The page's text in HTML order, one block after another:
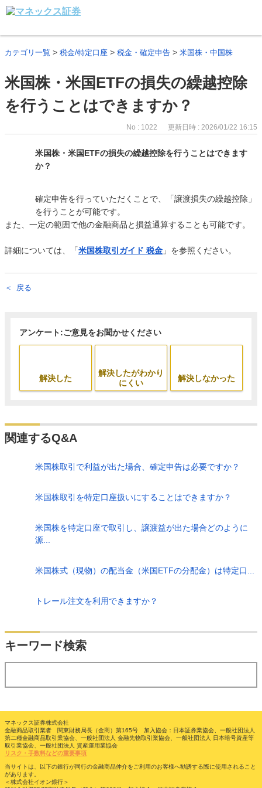
カテゴリ一覧 > 税金/特定口座 > 税金・確定申告 > 米国株・中国株
米国株・米国ETFの損失の繰越控除
を行うことはできますか？
No : 1022 更新日時 : 2026/01/22 16:15
米国株・米国ETFの損失の繰越控除を行うことはできます
か？
確定申告を行っていただくことで、「譲渡損失の繰越控除」
を行うことが可能です。
また、一定の範囲で他の金融商品と損益通算することも可能です。
詳細については、「米国株取引ガイド 税金 」を参照ください。
戻る
アンケート:ご意見をお聞かせください
解決した
解決したがわかり
にくい
解決しなかった
関連するQ&A
米国株取引で利益が出た場合、確定申告は必要ですか？
米国株取引を特定口座扱いにすることはできますか？
米国株を特定口座で取引し、譲渡益が出た場合どのように
源...
米国株式（現物）の配当金（米国ETFの分配金）は特定口...
トレール注文を利用できますか？
キーワード検索
マネックス証券株式会社
金融商品取引業者 関東財務局長（金商）第165号 加入協会：日本証券業協会、一般社団法人
第二種金融商品取引業協会、一般社団法人 金融先物取引業協会、一般社団法人 日本暗号資産等
取引業協会、一般社団法人 資産運用業協会
リスク・手数料などの重要事項
当サイトは、以下の銀行が同行の金融商品仲介をご利用のお客様へ勧誘する際に使用されること
があります。
＜株式会社イオン銀行＞